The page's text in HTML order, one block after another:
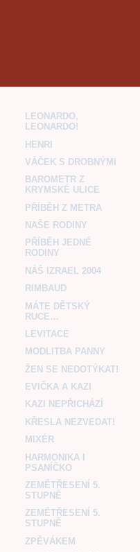
LEONARDO,
LEONARDO!
HENRI
VÁČEK S DROBNÝMI
BAROMETR Z
KRYMSKÉ ULICE
PŘÍBĚH Z METRA
NAŠE RODINY
PŘÍBĚH JEDNÉ
RODINY
NÁŠ IZRAEL 2004
RIMBAUD
MÁTE DĚTSKÝ
RUCE…
LEVITACE
MODLITBA PANNY
ŽEN SE NEDOTÝKAT!
EVIČKA A KAZI
KAZI NEPŘICHÁZÍ
KŘESLA NEZVEDAT!
MIXÉR
HARMONIKA I
PSANÍČKO
ZEMĚTŘESENÍ 5.
STUPNĚ
ZEMĚTŘESENÍ 5.
STUPNĚ
ZPĚVÁKEM